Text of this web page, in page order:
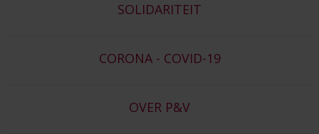
SOLIDARITEIT
CORONA - COVID-19
OVER P&V